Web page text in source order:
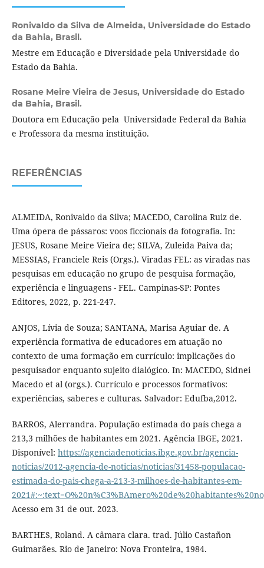
Ronivaldo da Silva de Almeida, Universidade do Estado
da Bahia, Brasil.
Mestre em Educação e Diversidade pela Universidade do
Estado da Bahia.
Rosane Meire Vieira de Jesus, Universidade do Estado
da Bahia, Brasil.
Doutora em Educação pela Universidade Federal da Bahia
e Professora da mesma instituição.
REFERÊNCIAS
ALMEIDA, Ronivaldo da Silva; MACEDO, Carolina Ruiz de.
Uma ópera de pássaros: voos ficcionais da fotografia. In:
JESUS, Rosane Meire Vieira de; SILVA, Zuleida Paiva da;
MESSIAS, Franciele Reis (Orgs.). Viradas FEL: as viradas nas
pesquisas em educação no grupo de pesquisa formação,
experiência e linguagens - FEL. Campinas-SP: Pontes
Editores, 2022, p. 221-247.
ANJOS, Lívia de Souza; SANTANA, Marisa Aguiar de. A
experiência formativa de educadores em atuação no
contexto de uma formação em currículo: implicações do
pesquisador enquanto sujeito dialógico. In: MACEDO, Sidnei
Macedo et al (orgs.). Currículo e processos formativos:
experiências, saberes e culturas. Salvador: Edufba,2012.
BARROS, Alerrandra. População estimada do país chega a
213,3 milhões de habitantes em 2021. Agência IBGE, 2021.
Disponível: https://agenciadenoticias.ibge.gov.br/agencia-
noticias/2012-agencia-de-noticias/noticias/31458-populacao-
estimada-do-pais-chega-a-213-3-milhoes-de-habitantes-em-
Acesso em 31 de out. 2023.
BARTHES, Roland. A câmara clara. trad. Júlio Castañon
Guimarães. Rio de Janeiro: Nova Fronteira, 1984.